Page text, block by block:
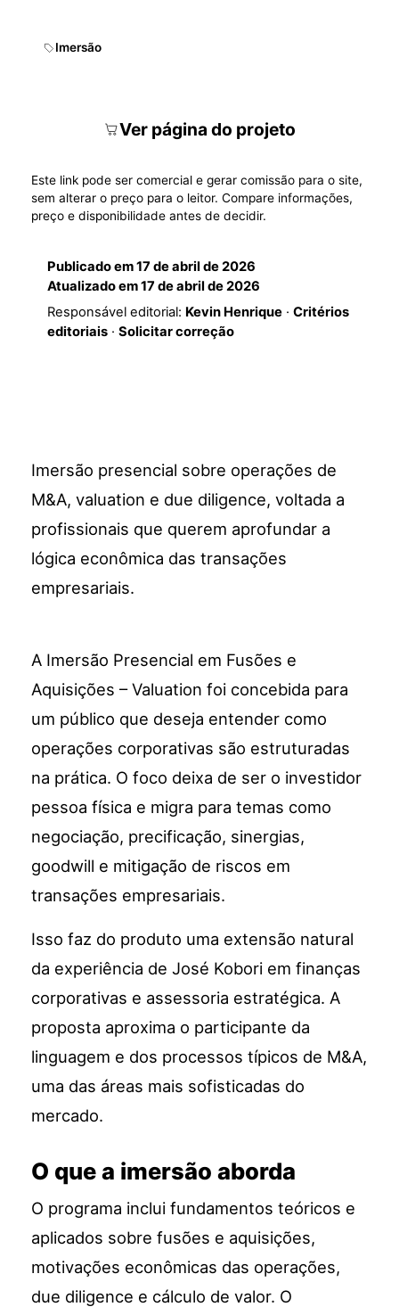
Imersão
Ver página do projeto
Este link pode ser comercial e gerar comissão para o site,
sem alterar o preço para o leitor. Compare informações,
preço e disponibilidade antes de decidir.
Publicado em17 de abril de 2026
Atualizado em17 de abril de 2026
Responsável editorial: Kevin Henrique· Critérios
editoriais· Solicitar correção
Imersão presencial sobre operações de
M&A, valuation e due diligence, voltada a
profissionais que querem aprofundar a
lógica econômica das transações
empresariais.
A Imersão Presencial em Fusões e
Aquisições – Valuation foi concebida para
um público que deseja entender como
operações corporativas são estruturadas
na prática. O foco deixa de ser o investidor
pessoa física e migra para temas como
negociação, precificação, sinergias,
goodwill e mitigação de riscos em
transações empresariais.
Isso faz do produto uma extensão natural
da experiência de José Kobori em finanças
corporativas e assessoria estratégica. A
proposta aproxima o participante da
linguagem e dos processos típicos de M&A,
uma das áreas mais sofisticadas do
mercado.
O que a imersão aborda
O programa inclui fundamentos teóricos e
aplicados sobre fusões e aquisições,
motivações econômicas das operações,
due diligence e cálculo de valor. O